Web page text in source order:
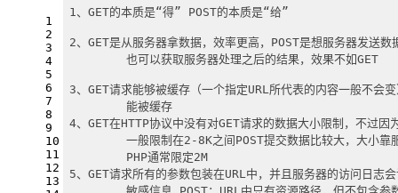
1
2
3
4
5
6
7
8
9
10
11
12
13
1、GET的本质是“得” POST的本质是“给”
2、GET是从服务器拿数据，效率更高，POST是想服务器发送数
	也可以获取服务器处理之后的结果，效果不如GET
3、GET请求能够被缓存（一个指定URL所代表的内容一般不会变
	能被缓存
4、GET在HTTP协议中没有对GET请求的数据大小限制，不过因
一般限制在2-8K之间POST提交数据比较大，大小靠
	PHP通常限定2M
5、GET请求所有的参数包装在URL中，并且服务器的访问日志